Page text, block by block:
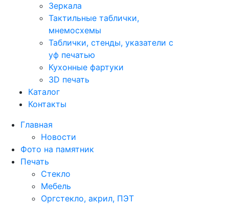
Зеркала
Тактильные таблички,
мнемосхемы
Таблички, стенды, указатели с
уф печатью
Кухонные фартуки
3D печать
Каталог
Контакты
Главная
Новости
Фото на памятник
Печать
Стекло
Мебель
Оргстекло, акрил, ПЭТ